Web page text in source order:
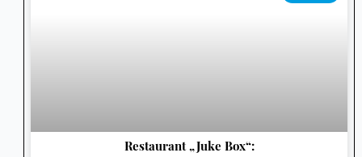
Restaurant „Juke Box“: